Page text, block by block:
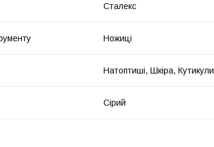
Сталекс
Ножиці
Натоптиші, Шкіра, Кутикули
Сірий